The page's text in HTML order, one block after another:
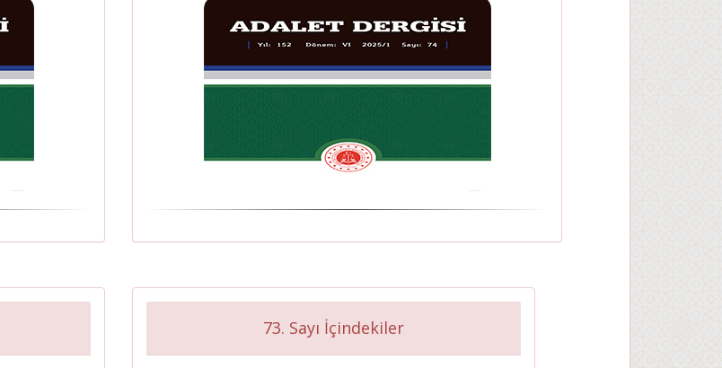
73. Sayı İçindekiler